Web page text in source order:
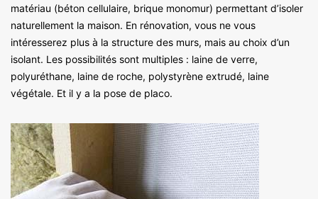
matériau (béton cellulaire, brique monomur) permettant d’isoler
naturellement la maison. En rénovation, vous ne vous
intéresserez plus à la structure des murs, mais au choix d’un
isolant. Les possibilités sont multiples : laine de verre,
polyuréthane, laine de roche, polystyrène extrudé, laine
végétale. Et il y a la pose de placo.